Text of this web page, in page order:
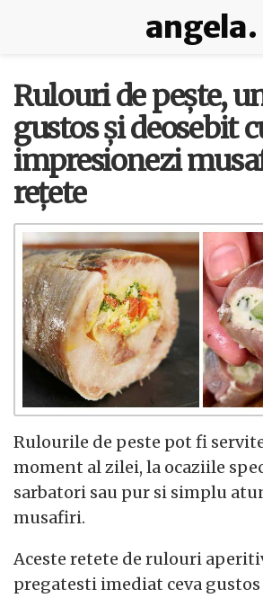
angela.
Rulouri de pește,
gustos și deosebit
impresionezi
rețete
Rulourile de peste pot fi
moment al zilei, la ocaziile
sarbatori sau pur si simplu
musafiri.
Aceste retete de rulouri
pregatesti imediat ceva